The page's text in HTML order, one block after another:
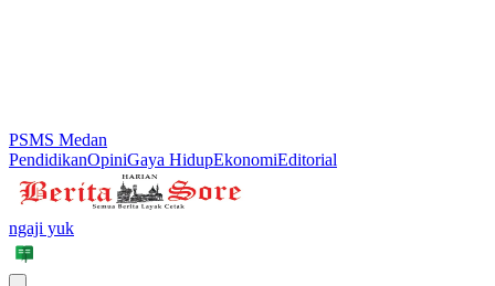
PSMS Medan
PendidikanOpiniGaya HidupEkonomiEditorial
ngaji yuk